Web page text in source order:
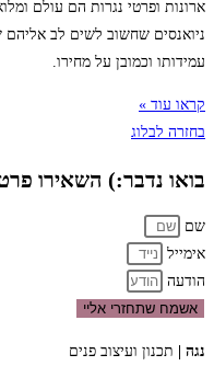
ארונות ופרטי נגרות הם עולם
ניואנסים שחשוב לשים לב אליהם
עמידותו וכמובן על מחירו.
קראו עוד »
בחזרה לבלוג
בואו נדבר:) השאירו
שם
אימייל
הודעה
אשמח שתחזרי אליי
נגה | תכנון ועיצוב פנים